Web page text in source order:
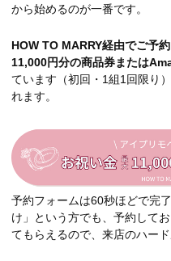
から始めるのが一番です。
HOW TO MARRY経由でご予
11,000円分の商品券または
ています（初回・1組1回限り
れます。
予約フォームは60秒ほどで完
け」という方でも、予約して
てもらえるので、来店のハー